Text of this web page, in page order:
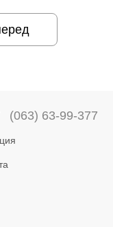
(063) 63-99-377